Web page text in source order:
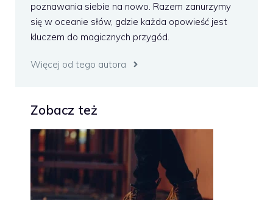
poznawania siebie na nowo. Razem zanurzymy
się w oceanie słów, gdzie każda opowieść jest
kluczem do magicznych przygód.
Więcej od tego autora
Zobacz też